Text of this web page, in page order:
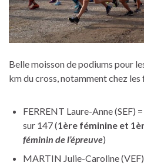
Belle moisson de podiums pour
km du cross, notamment chez
FERRENT Laure-Anne (SEF) =
sur 147 (1ère féminine et
féminin de l’épreuve)
MARTIN Julie-Caroline (VEF)